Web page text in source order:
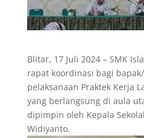
Blitar, 17 Juli 2024 – SMK
rapat koordinasi bagi
pelaksanaan Praktek Kerja
yang berlangsung di aula
dipimpin oleh Kepala
Widiyanto.